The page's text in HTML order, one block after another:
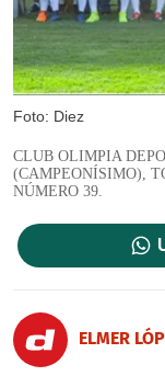
Foto: Diez
CLUB OLIMPIA
(CAMPEONÍSIMO),
NÚMERO 39.
ELMER